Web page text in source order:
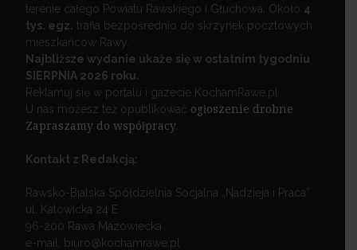
terenie całego Powiatu Rawskiego i Głuchowa. Około 4
tys. egz. trafia bezpośrednio do skrzynek pocztowych
mieszkańców Rawy.
Najbliższe wydanie ukaże się w ostatnim tygodniu
SIERPNIA 2026 roku.
Reklamuj się w portalu i gazecie KochamRawe.pl
U nas możesz też opublikować ogłoszenie drobne
Zapraszamy do współpracy.
Kontakt z Redakcją:
Rawsko-Bialska Spółdzielnia Socjalna „Nadzieja i Praca”
ul. Katowicka 24 E
96-200 Rawa Mazowiecka
e-mail: biuro@kochamrawe.pl